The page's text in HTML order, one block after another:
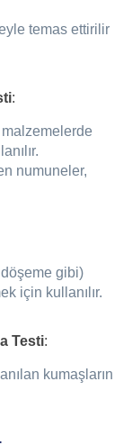
temas ettirilir
:
numuneler,
gibi)
için kullanılır.
Testi:
kumaşların